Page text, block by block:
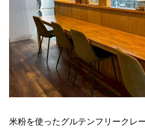
米粉を使ったグルテンフリークレ